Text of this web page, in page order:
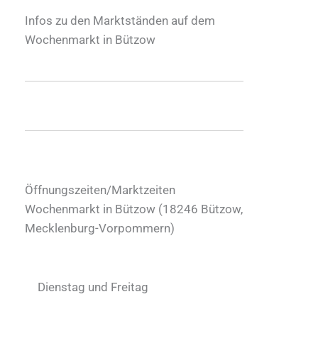
Infos zu den Marktständen auf dem
Wochenmarkt in Bützow
Öffnungszeiten/Marktzeiten
Wochenmarkt in Bützow (18246 Bützow,
Mecklenburg-Vorpommern)
Dienstag und Freitag